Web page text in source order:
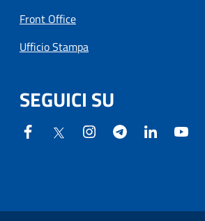
Front Office
Ufficio Stampa
SEGUICI SU